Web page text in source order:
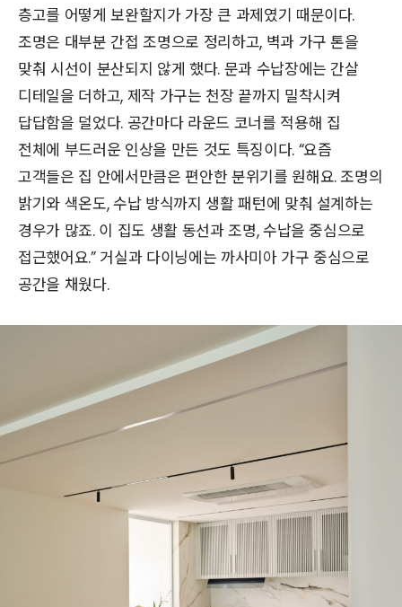
층고를 어떻게 보완할지가 가장 큰 과제였기 때문이다.
조명은 대부분 간접 조명으로 정리하고, 벽과 가구 톤을
맞춰 시선이 분산되지 않게 했다. 문과 수납장에는 간살
디테일을 더하고, 제작 가구는 천장 끝까지 밀착시켜
답답함을 덜었다. 공간마다 라운드 코너를 적용해 집
전체에 부드러운 인상을 만든 것도 특징이다. “요즘
고객들은 집 안에서만큼은 편안한 분위기를 원해요. 조명의
밝기와 색온도, 수납 방식까지 생활 패턴에 맞춰 설계하는
경우가 많죠. 이 집도 생활 동선과 조명, 수납을 중심으로
접근했어요.” 거실과 다이닝에는 까사미아 가구 중심으로
공간을 채웠다.